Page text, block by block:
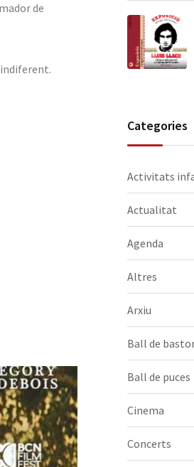
de
Categories
Activitats
Actualitat
Agenda
Altres
Arxiu
Ball de
Ball de puces
Cinema
Concerts